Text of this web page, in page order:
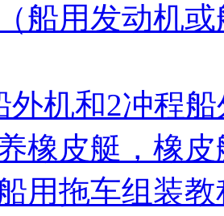
船用发动机
外机和2冲程
橡皮艇，橡
用拖车组装